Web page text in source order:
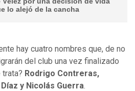
lo alejó de la cancha
hay cuatro nombres que, de no
del club una vez finalizado
Rodrigo Contreras,
y Nicolás Guerra